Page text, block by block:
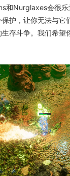
和Nurglaxes会很乐
护，让你无法与它
存斗争。我们希望